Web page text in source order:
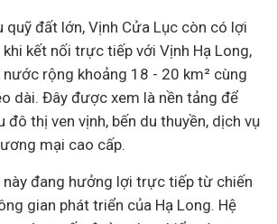
quỹ đất lớn, Vịnh Cửa Lục còn có lợi
kết nối trực tiếp với Vịnh Hạ Long,
rộng khoảng 18 - 20 km² cùng
dài. Đây được xem là nền tảng để
đô thị ven vịnh, bến du thuyền, dịch vụ
mại cao cấp.
đang hưởng lợi trực tiếp từ chiến
gian phát triển của Hạ Long. Hệ